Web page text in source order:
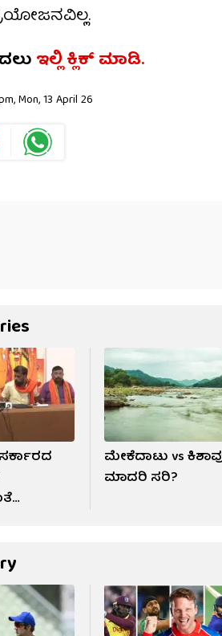
ಇಲ್ಲಿ ಕ್ಲಿಕ್​​ ಮಾಡಿ.
Mon, 13 April 26
ಮೇಕೆದಾಟು vs
ಮಾದರಿ ಸರಿ?